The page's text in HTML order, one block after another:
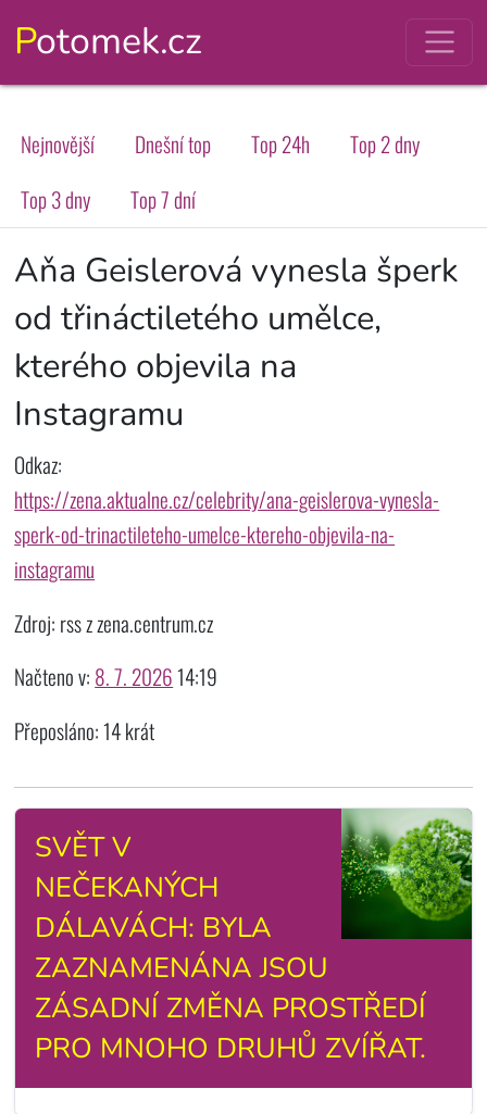
Potomek.cz
Nejnovější Dnešní top Top 24h
Top 2 dny
Top 3 dny
Top 7 dní
Aňa Geislerová vynesla šperk
od třináctiletého umělce,
kterého objevila na
Instagramu
Odkaz:
https://zena.aktualne.cz/celebrity/ana-geislerova-vynesla-
sperk-od-trinactileteho-umelce-ktereho-objevila-na-
instagramu
Zdroj: rss z zena.centrum.cz
Načteno v: 8. 7. 202614:19
Přeposláno: 14 krát
SVĚT V
NEČEKANÝCH
DÁLAVÁCH: BYLA
ZAZNAMENÁNA JSOU
ZÁSADNÍ ZMĚNA PROSTŘEDÍ
PRO MNOHO DRUHŮ ZVÍŘAT.